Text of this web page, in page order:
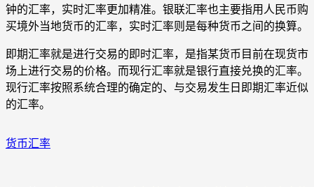
钟的汇率，实时汇率更加精准。银联汇率也主要指用人民币购
买境外当地货币的汇率，实时汇率则是每种货币之间的换算。
即期汇率就是进行交易的即时汇率，是指某货币目前在现货市
场上进行交易的价格。而现行汇率就是银行直接兑换的汇率。
现行汇率按照系统合理的确定的、与交易发生日即期汇率近似
的汇率。
货币汇率